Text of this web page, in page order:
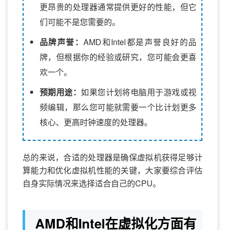
更昂贵的处理器通常提供更好的性能，但它
们可能不是您需要的。
品牌声誉：AMD和Intel都是声誉良好的品
牌，但根据你的经验或研究，您可能会更喜
欢一个。
预期用途：如果您计划将电脑用于游戏或视
频编辑，那么您可能就需要一个比计划更多
核心、更高时钟速度的处理器。
总的来说，合适的处理器是确保虚拟机获得足够计
算能力和优化虚拟机性能的关键，大家要综合评估
自身实际情况来选择适合自己的CPU。
AMD和Intel在虚拟化方面有